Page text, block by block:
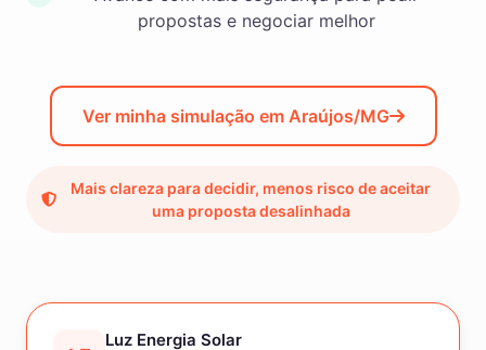
Luz Energia Solar
propostas e negociar melhor
Ver minha simulação em Araújos/MG
Mais clareza para decidir, menos risco de aceitar
uma proposta desalinhada